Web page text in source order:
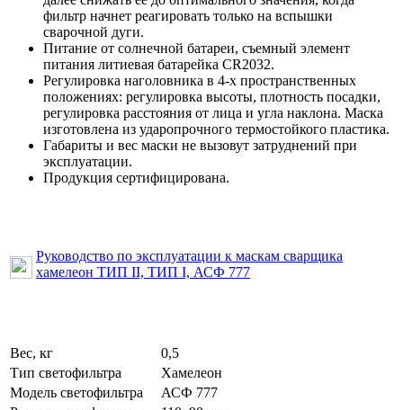
фильтр начнет реагировать только на вспышки
сварочной дуги.
Питание от солнечной батареи, съемный элемент
питания литиевая батарейка CR2032.
Регулировка наголовника в 4-х пространственных
положениях: регулировка высоты, плотность посадки,
регулировка расстояния от лица и угла наклона. Маска
изготовлена из ударопрочного термостойкого пластика.
Габариты и вес маски не вызовут затруднений при
эксплуатации.
Продукция сертифицирована.
Руководство по эксплуатации к маскам сварщика
хамелеон ТИП II, ТИП I, АСФ 777
Вес, кг
0,5
Тип светофильтра
Хамелеон
Модель светофильтра
АСФ 777